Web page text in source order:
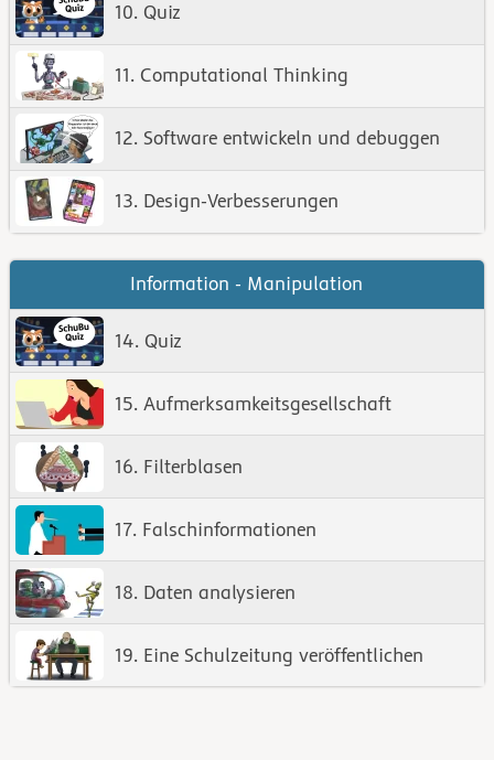
10. Quiz
11. Computational Thinking
12. Software entwickeln und debuggen
13. Design-Verbesserungen
Information - Manipulation
14. Quiz
15. Aufmerksamkeitsgesellschaft
16. Filterblasen
17. Falschinformationen
18. Daten analysieren
19. Eine Schulzeitung veröffentlichen